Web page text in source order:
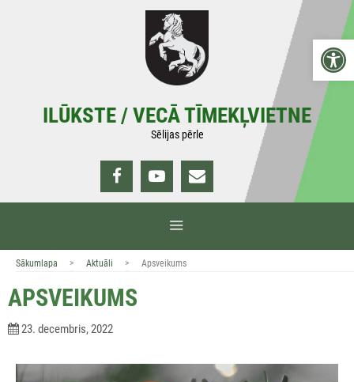
ILŪKSTE / VECĀ TĪMEKĻVIETNE
Sēlijas pērle
Sākumlapa > Aktuāli > Apsveikums
APSVEIKUMS
23. decembris, 2022